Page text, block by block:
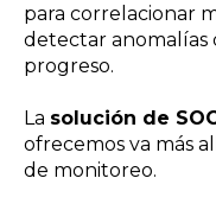
para correlacionar
detectar
progreso.
La solución de
ofrecemos va más
de monitoreo.